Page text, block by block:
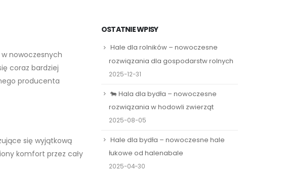
nowoczesnych
coraz bardziej
producenta
się wyjątkową
komfort przez cały
OSTATNIE WPISY
Hale dla rolników – nowoczesne
rozwiązania dla gospodarstw rolnych
2025-12-31
🐄 Hala dla bydła – nowoczesne
rozwiązania w hodowli zwierząt
2025-08-05
Hale dla bydła – nowoczesne hale
łukowe od halenabale
2025-04-30